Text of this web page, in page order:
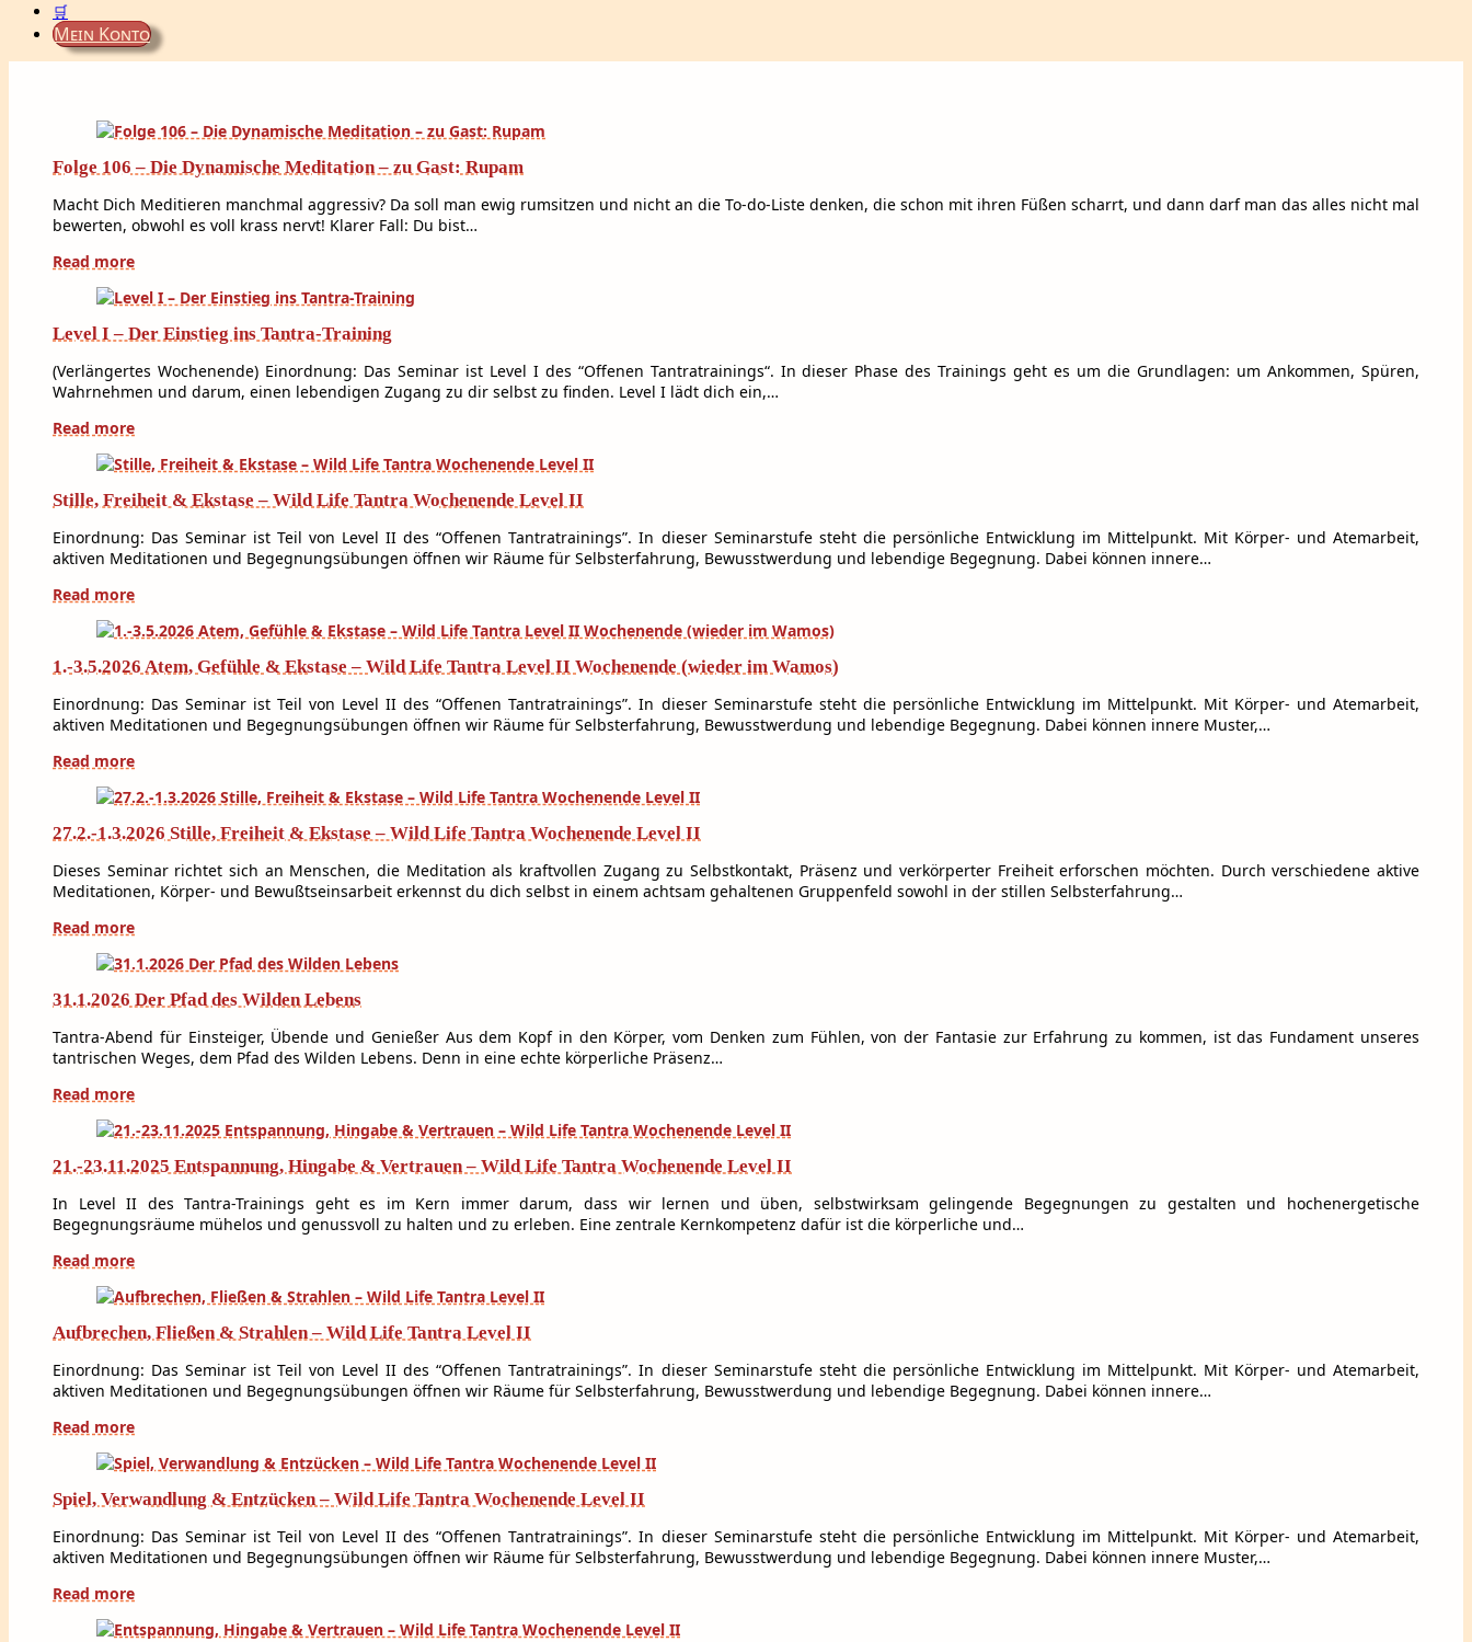
🛒
Mein Konto
Folge 106 – Die Dynamische Meditation – zu Gast: Rupam
Macht Dich Meditieren manchmal aggressiv? Da soll man ewig rumsitzen und nicht an die To-do-Liste denken, die schon mit ihren Füßen scharrt, und dann darf man das alles nicht mal
bewerten, obwohl es voll krass nervt! Klarer Fall: Du bist…
Read more
Level I – Der Einstieg ins Tantra-Training
(Verlängertes Wochenende) Einordnung: Das Seminar ist Level I des “Offenen Tantratrainings“. In dieser Phase des Trainings geht es um die Grundlagen: um Ankommen, Spüren,
Wahrnehmen und darum, einen lebendigen Zugang zu dir selbst zu finden. Level I lädt dich ein,…
Read more
Stille, Freiheit & Ekstase – Wild Life Tantra Wochenende Level II
Einordnung: Das Seminar ist Teil von Level II des “Offenen Tantratrainings”. In dieser Seminarstufe steht die persönliche Entwicklung im Mittelpunkt. Mit Körper- und Atemarbeit,
aktiven Meditationen und Begegnungsübungen öffnen wir Räume für Selbsterfahrung, Bewusstwerdung und lebendige Begegnung. Dabei können innere…
Read more
1.-3.5.2026 Atem, Gefühle & Ekstase – Wild Life Tantra Level II Wochenende (wieder im Wamos)
Einordnung: Das Seminar ist Teil von Level II des “Offenen Tantratrainings”. In dieser Seminarstufe steht die persönliche Entwicklung im Mittelpunkt. Mit Körper- und Atemarbeit,
aktiven Meditationen und Begegnungsübungen öffnen wir Räume für Selbsterfahrung, Bewusstwerdung und lebendige Begegnung. Dabei können innere Muster,…
Read more
27.2.-1.3.2026 Stille, Freiheit & Ekstase – Wild Life Tantra Wochenende Level II
Dieses Seminar richtet sich an Menschen, die Meditation als kraftvollen Zugang zu Selbstkontakt, Präsenz und verkörperter Freiheit erforschen möchten. Durch verschiedene aktive
Meditationen, Körper- und Bewußtseinsarbeit erkennst du dich selbst in einem achtsam gehaltenen Gruppenfeld sowohl in der stillen Selbsterfahrung…
Read more
31.1.2026 Der Pfad des Wilden Lebens
Tantra-Abend für Einsteiger, Übende und Genießer Aus dem Kopf in den Körper, vom Denken zum Fühlen, von der Fantasie zur Erfahrung zu kommen, ist das Fundament unseres
tantrischen Weges, dem Pfad des Wilden Lebens. Denn in eine echte körperliche Präsenz…
Read more
21.-23.11.2025 Entspannung, Hingabe & Vertrauen – Wild Life Tantra Wochenende Level II
In Level II des Tantra-Trainings geht es im Kern immer darum, dass wir lernen und üben, selbstwirksam gelingende Begegnungen zu gestalten und hochenergetische
Begegnungsräume mühelos und genussvoll zu halten und zu erleben. Eine zentrale Kernkompetenz dafür ist die körperliche und…
Read more
Aufbrechen, Fließen & Strahlen – Wild Life Tantra Level II
Einordnung: Das Seminar ist Teil von Level II des “Offenen Tantratrainings”. In dieser Seminarstufe steht die persönliche Entwicklung im Mittelpunkt. Mit Körper- und Atemarbeit,
aktiven Meditationen und Begegnungsübungen öffnen wir Räume für Selbsterfahrung, Bewusstwerdung und lebendige Begegnung. Dabei können innere…
Read more
Spiel, Verwandlung & Entzücken – Wild Life Tantra Wochenende Level II
Einordnung: Das Seminar ist Teil von Level II des “Offenen Tantratrainings”. In dieser Seminarstufe steht die persönliche Entwicklung im Mittelpunkt. Mit Körper- und Atemarbeit,
aktiven Meditationen und Begegnungsübungen öffnen wir Räume für Selbsterfahrung, Bewusstwerdung und lebendige Begegnung. Dabei können innere Muster,…
Read more